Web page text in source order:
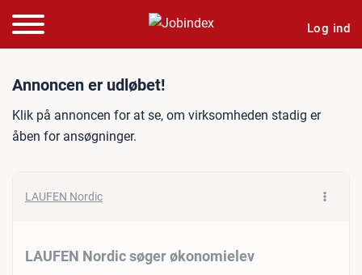
Log ind
Jobannonce: LAUFEN
Annoncen er udløbet!
Klik på annoncen for at se, om virksomheden stadig er
åben for ansøgninger.
LAUFEN Nordic
LAUFEN Nordic søger økonomielev